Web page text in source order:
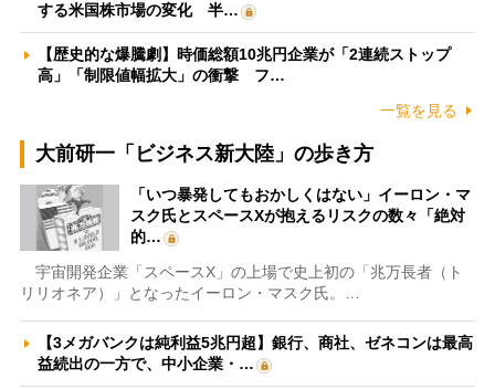
する米国株市場の変化 半…
【歴史的な爆騰劇】時価総額10兆円企業が「2連続ストップ
高」「制限値幅拡大」の衝撃 フ…
一覧を見る
大前研一「ビジネス新大陸」の歩き方
「いつ暴発してもおかしくはない」イーロン・マ
スク氏とスペースXが抱えるリスクの数々「絶対
的…
宇宙開発企業「スペースX」の上場で史上初の「兆万長者（ト
リリオネア）」となったイーロン・マスク氏。…
【3メガバンクは純利益5兆円超】銀行、商社、ゼネコンは最高
益続出の一方で、中小企業・…